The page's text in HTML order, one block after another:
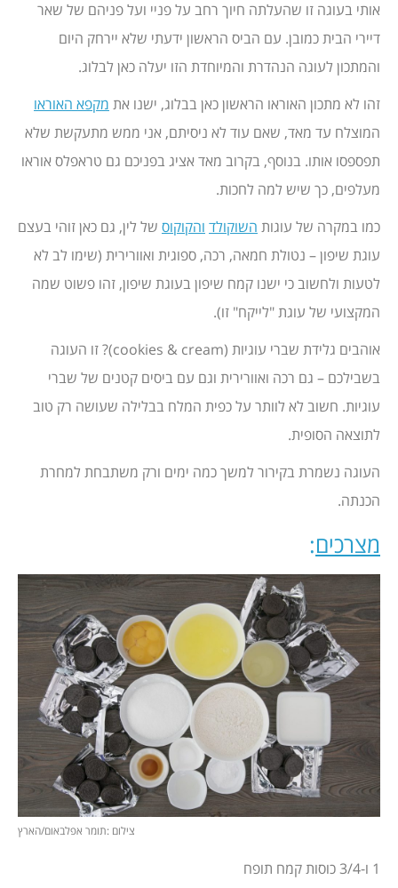
אותי בעוגה זו שהעלתה חיוך רחב על פניי ועל פניהם של שאר
דיירי הבית כמובן. עם הביס הראשון ידעתי שלא יירחק היום
והמתכון לעוגה הנהדרת והמיוחדת הזו יעלה כאן לבלוג.
זהו לא מתכון האוראו הראשון כאן בבלוג, ישנו את מקפא האוראו
המוצלח עד מאד, שאם עוד לא ניסיתם, אני ממש מתעקשת שלא
תפספסו אותו. בנוסף, בקרוב מאד אציג בפניכם גם טראפלס אוראו
מעלפים, כך שיש למה לחכות.
כמו במקרה של עוגות השוקולד והקוקוס של לין, גם כאן זוהי בעצם
עוגת שיפון – נטולת חמאה, רכה, ספוגית ואוורירית (שימו לב לא
לטעות ולחשוב כי ישנו קמח שיפון בעוגת שיפון, זהו פשוט שמה
המקצועי של עוגת "לייקח" זו).
אוהבים גלידת שברי עוגיות (cookies & cream)? זו העוגה
בשבילכם – גם רכה ואוורירית וגם עם ביסים קטנים של שברי
עוגיות. חשוב לא לוותר על כפית המלח בבלילה שעושה רק טוב
לתוצאה הסופית.
העוגה נשמרת בקירור למשך כמה ימים ורק משתבחת למחרת
הכנתה.
מצרכים:
צילום :תומר אפלבאום/הארץ
1 ו-3/4 כוסות קמח תופח